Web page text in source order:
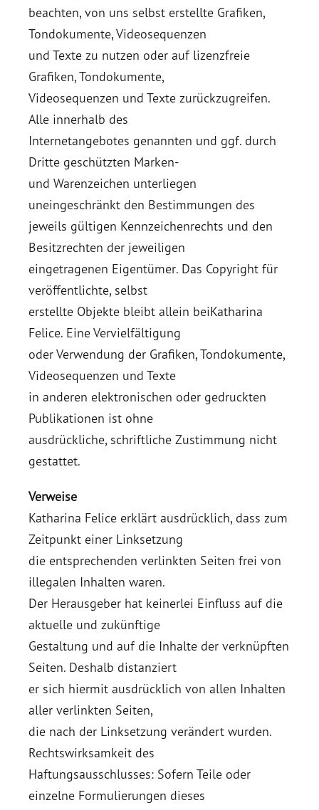
beachten, von uns selbst erstellte Grafiken,
Tondokumente, Videosequenzen
und Texte zu nutzen oder auf lizenzfreie
Grafiken, Tondokumente,
Videosequenzen und Texte zurückzugreifen.
Alle innerhalb des
Internetangebotes genannten und ggf. durch
Dritte geschützten Marken-
und Warenzeichen unterliegen
uneingeschränkt den Bestimmungen des
jeweils gültigen Kennzeichenrechts und den
Besitzrechten der jeweiligen
eingetragenen Eigentümer. Das Copyright für
veröffentlichte, selbst
erstellte Objekte bleibt allein beiKatharina
Felice. Eine Vervielfältigung
oder Verwendung der Grafiken, Tondokumente,
Videosequenzen und Texte
in anderen elektronischen oder gedruckten
Publikationen ist ohne
ausdrückliche, schriftliche Zustimmung nicht
gestattet.
Verweise
Katharina Felice erklärt ausdrücklich, dass zum
Zeitpunkt einer Linksetzung
die entsprechenden verlinkten Seiten frei von
illegalen Inhalten waren.
Der Herausgeber hat keinerlei Einfluss auf die
aktuelle und zukünftige
Gestaltung und auf die Inhalte der verknüpften
Seiten. Deshalb distanziert
er sich hiermit ausdrücklich von allen Inhalten
aller verlinkten Seiten,
die nach der Linksetzung verändert wurden.
Rechtswirksamkeit des
Haftungsausschlusses: Sofern Teile oder
einzelne Formulierungen dieses